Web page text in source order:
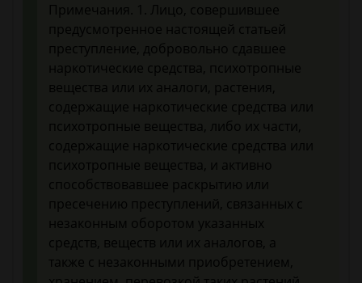
Примечания. 1. Лицо, совершившее
предусмотренное настоящей статьей
преступление, добровольно сдавшее
наркотические средства, психотропные
вещества или их аналоги, растения,
содержащие наркотические средства или
психотропные вещества, либо их части,
содержащие наркотические средства или
психотропные вещества, и активно
способствовавшее раскрытию или
пресечению преступлений, связанных с
незаконным оборотом указанных
средств, веществ или их аналогов, а
также с незаконными приобретением,